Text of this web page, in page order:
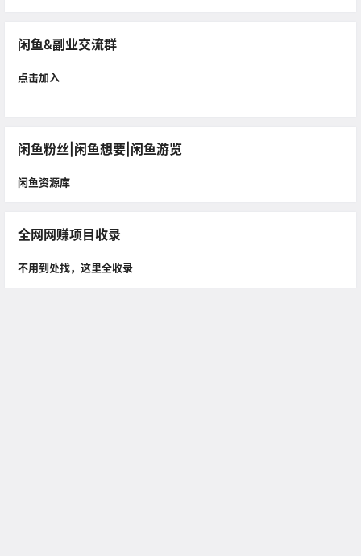
闲鱼&副业交流群
点击加入
闲鱼粉丝|闲鱼想要|闲鱼游览
闲鱼资源库
全网网赚项目收录
不用到处找，这里全收录